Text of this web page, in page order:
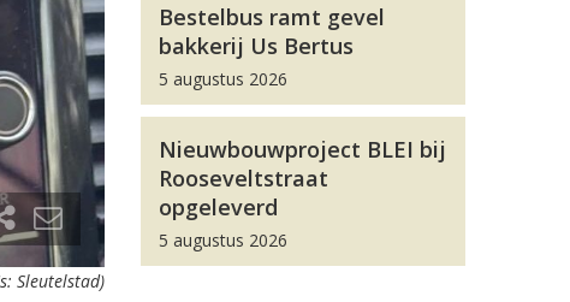
Sleutelstad)
Bestelbus ramt gevel
bakkerij Us Bertus
5 augustus 2026
Nieuwbouwproject BLEI bij
Rooseveltstraat
opgeleverd
5 augustus 2026